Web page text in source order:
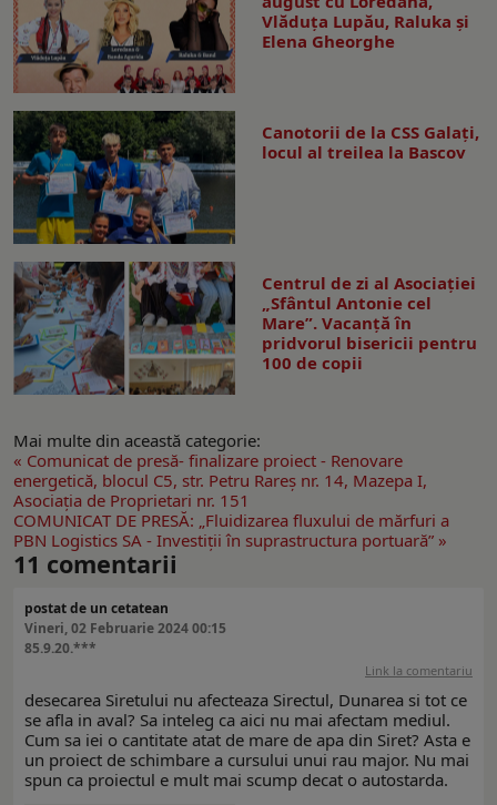
Vlăduța Lupău, Raluka și
Elena Gheorghe
Canotorii de la CSS Galați,
locul al treilea la Bascov
Centrul de zi al Asociației
„Sfântul Antonie cel
Mare”. Vacanță în
pridvorul bisericii pentru
100 de copii
Mai multe din această categorie:
« Comunicat de presă- finalizare proiect - Renovare
energetică, blocul C5, str. Petru Rareș nr. 14, Mazepa I,
Asociaţia de Proprietari nr. 151
COMUNICAT DE PRESĂ: „Fluidizarea fluxului de mărfuri a
PBN Logistics SA - Investiții în suprastructura portuară” »
11 comentarii
postat de un cetatean
Vineri, 02 Februarie 2024 00:15
85.9.20.***
Link la comentariu
desecarea Siretului nu afecteaza Sirectul, Dunarea si tot ce
se afla in aval? Sa inteleg ca aici nu mai afectam mediul.
Cum sa iei o cantitate atat de mare de apa din Siret? Asta e
un proiect de schimbare a cursului unui rau major. Nu mai
spun ca proiectul e mult mai scump decat o autostarda.